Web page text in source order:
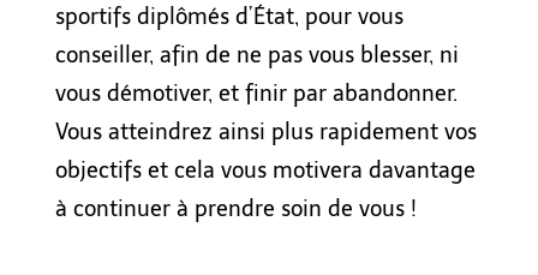
sportifs diplômés d’État, pour vous
conseiller, afin de ne pas vous blesser, ni
vous démotiver, et finir par abandonner.
Vous atteindrez ainsi plus rapidement vos
objectifs et cela vous motivera davantage
à continuer à prendre soin de vous !